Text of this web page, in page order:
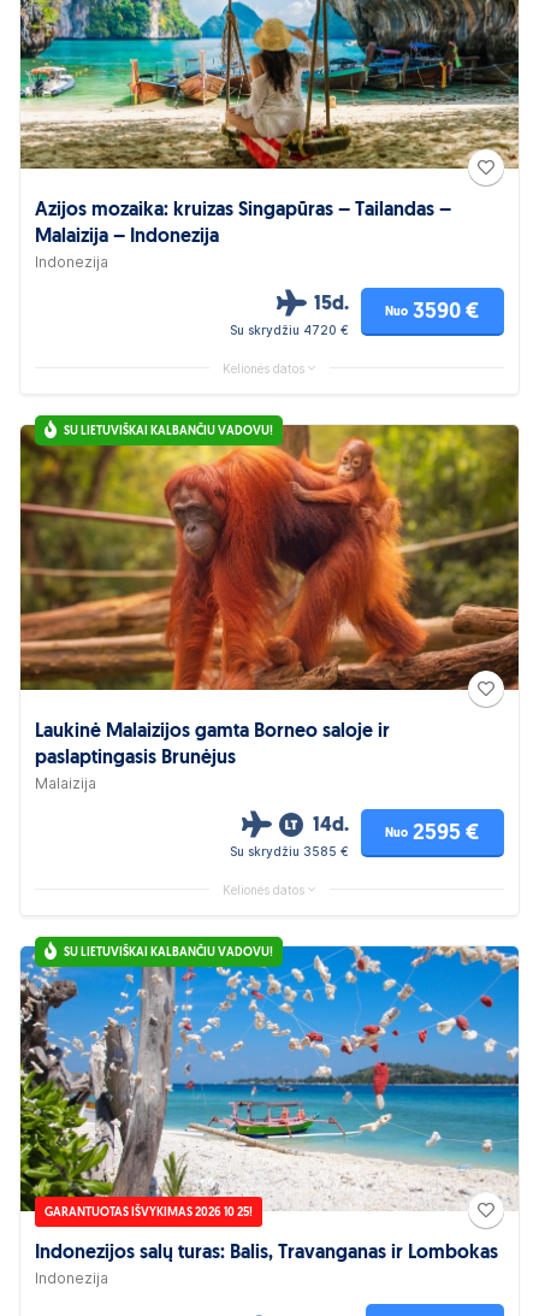
Azijos mozaika: kruizas Singapūras – Tailandas –
Malaizija – Indonezija
Indonezija
15d.
Su skrydžiu 4720 €
Nuo 3590 €
Kelionės datos
SU LIETUVIŠKAI KALBANČIU VADOVU!
Laukinė Malaizijos gamta Borneo saloje ir
paslaptingasis Brunėjus
Malaizija
14d.
Su skrydžiu 3585 €
Nuo 2595 €
Kelionės datos
SU LIETUVIŠKAI KALBANČIU VADOVU!
GARANTUOTAS IŠVYKIMAS 2026 10 25!
Indonezijos salų turas: Balis, Travanganas ir Lombokas
Indonezija